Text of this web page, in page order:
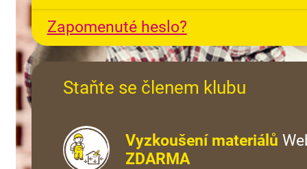
Zapomenuté heslo?
Staňte se členem klubu
Vyzkoušení materiálů
ZDARMA